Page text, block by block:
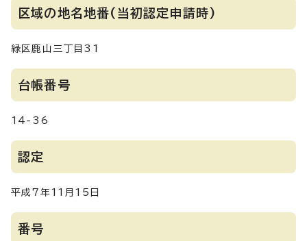
区域の地名地番(当初認定申請時)
緑区鹿山三丁目31
台帳番号
14-36
認定
平成7年11月15日
番号